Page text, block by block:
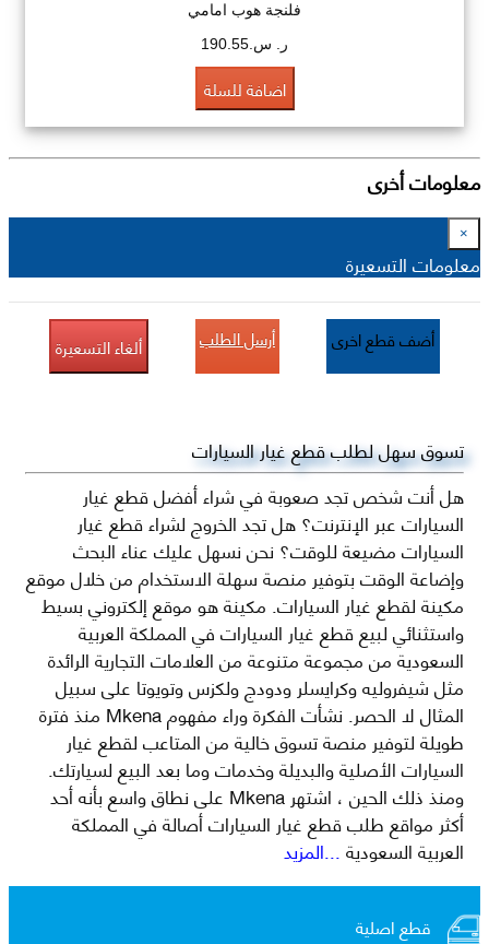
فلنجة هوب امامي
ر. س.190.55
اضافة للسلة
معلومات أخرى
×
معلومات التسعيرة
أضف قطع اخرى أرسل الطلب ألغاء التسعيرة
تسوق سهل لطلب قطع غيار السيارات
هل أنت شخص تجد صعوبة في شراء أفضل قطع غيار
السيارات عبر الإنترنت؟ هل تجد الخروج لشراء قطع غيار
السيارات مضيعة للوقت؟ نحن نسهل عليك عناء البحث
وإضاعة الوقت بتوفير منصة سهلة الاستخدام من خلال موقع
مكينة لقطع غيار السيارات. مكينة هو موقع إلكتروني بسيط
واستثنائي لبيع قطع غيار السيارات في المملكة العربية
السعودية من مجموعة متنوعة من العلامات التجارية الرائدة
مثل شيفروليه وكرايسلر ودودج ولكزس وتويوتا على سبيل
المثال لا الحصر. نشأت الفكرة وراء مفهوم Mkena منذ فترة
طويلة لتوفير منصة تسوق خالية من المتاعب لقطع غيار
السيارات الأصلية والبديلة وخدمات وما بعد البيع لسيارتك.
ومنذ ذلك الحين ، اشتهر Mkena على نطاق واسع بأنه أحد
أكثر مواقع طلب قطع غيار السيارات أصالة في المملكة
العربية السعودية...المزيد
قطع اصلية